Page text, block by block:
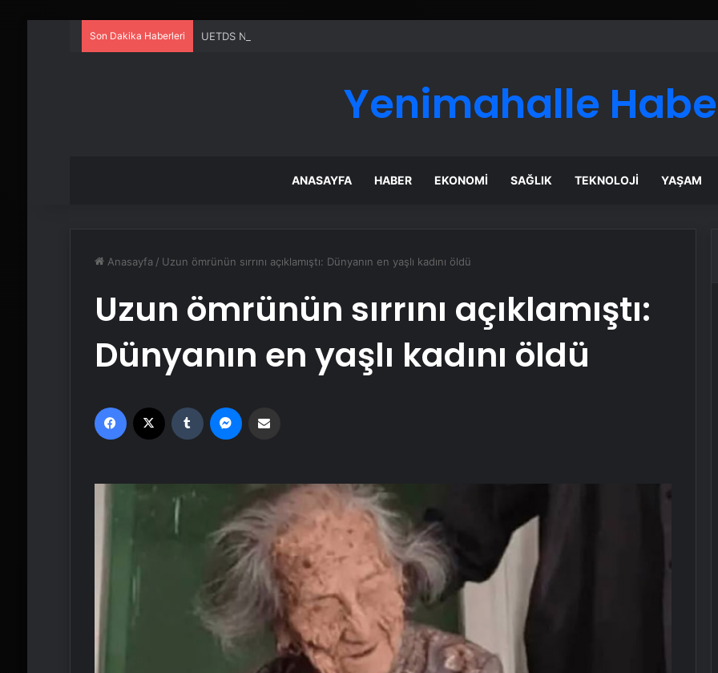
Son Dakika Haberleri UETDS Nedir ? Uetds.com İle Akıllı Dijital Taşımacılık Yazılımı
Yenimahalle
ANASAYFA HABER EKONOMI SAĞLIK TEKNOLOJI YAŞAM
Anasayfa / Uzun ömrünün sırrını açıklamıştı: Dünyanın en yaşlı kadını öldü
Uzun ömrünün sırrını açıklamıştı:
Dünyanın en yaşlı kadını öldü
Facebook Tumblr